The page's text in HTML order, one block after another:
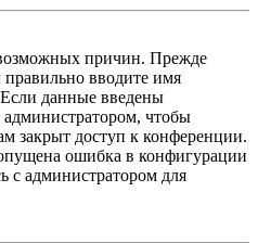
причин. Прежде
правильно вводите имя
Если данные введены
администратором, чтобы
закрыт доступ к конференции.
ошибка в конфигурации
с администратором для